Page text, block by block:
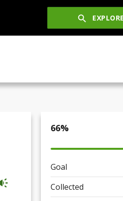
EXPLORE
66%
Goal
Collected